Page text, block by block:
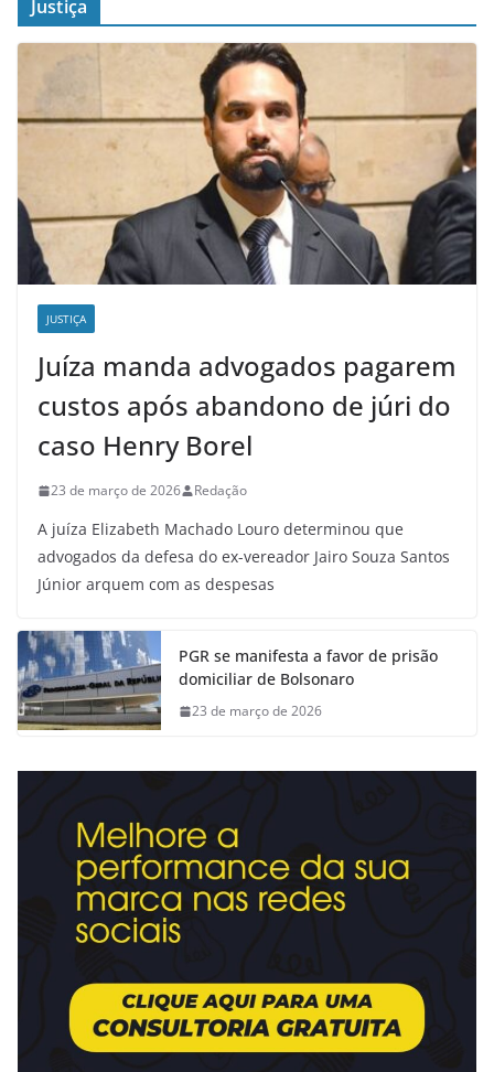
Justiça
JUSTIÇA
Juíza manda advogados pagarem
custos após abandono de júri do
caso Henry Borel
23 de março de 2026 Redação
A juíza Elizabeth Machado Louro determinou que
advogados da defesa do ex-vereador Jairo Souza Santos
Júnior arquem com as despesas
PGR se manifesta a favor de prisão
domiciliar de Bolsonaro
23 de março de 2026